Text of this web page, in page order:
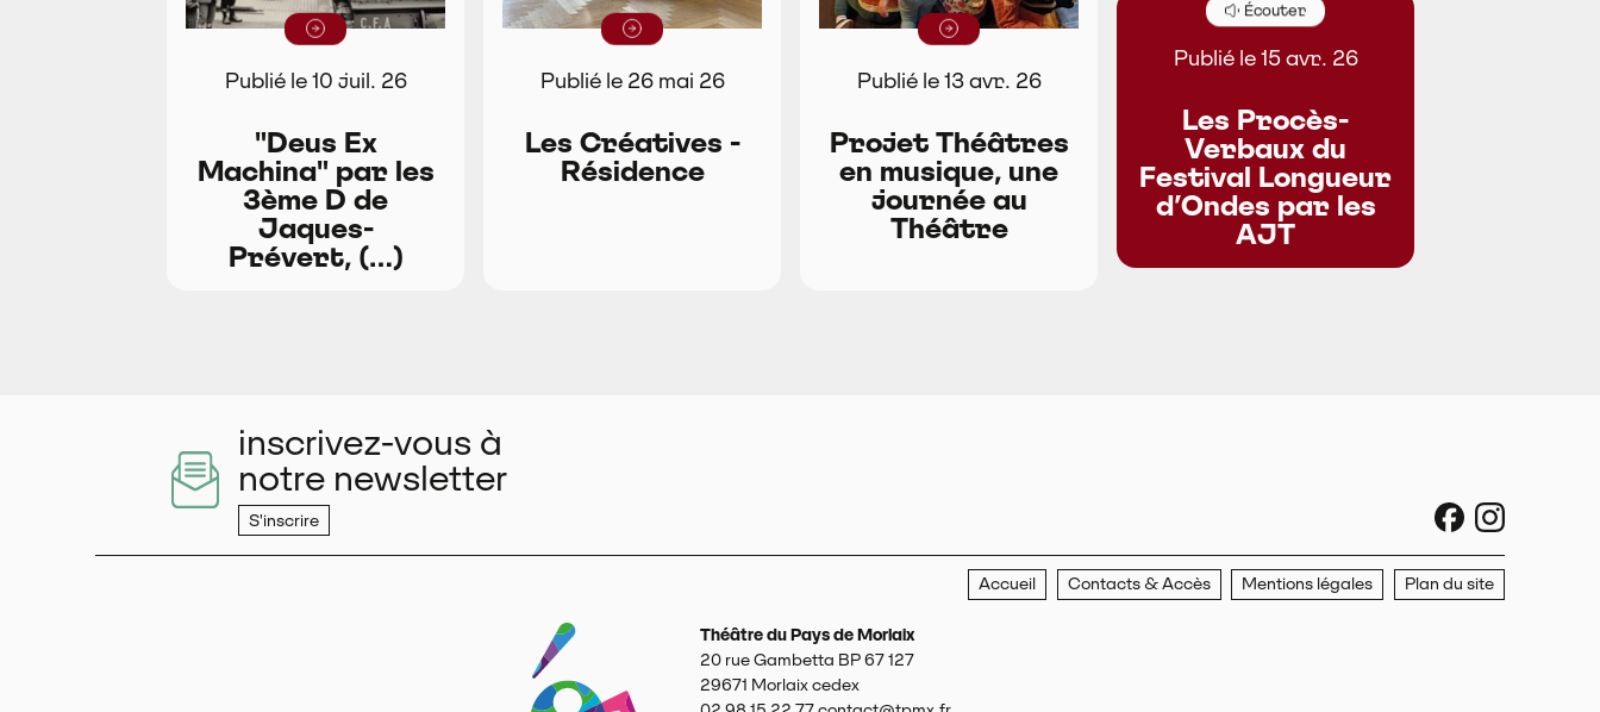
Lire la suite
Publié le 10 juil. 26
"Deus Ex
Machina" par les
3ème D de
Jaques-
Prévert, (…)
Lire la suite
Publié le 26 mai 26
Les Créatives -
Résidence
Lire la suite
Publié le 13 avr. 26
Projet Théâtres
en musique, une
journée au
Théâtre
Écouter
Publié le 15 avr. 26
Les Procès-
Verbaux du
Festival Longueur
d’Ondes par les
AJT
inscrivez-vous à
notre newsletter
S'inscrire sociaux
Accueil Contacts & Accès Mentions légales Plan du site
Théâtre du Pays de Morlaix
20 rue Gambetta BP 67 127
29671 Morlaix cedex